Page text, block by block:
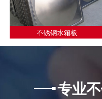
不锈钢水箱板
专业